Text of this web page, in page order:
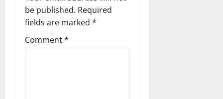
a
t
be published. Required
fields are marked *
Comment*